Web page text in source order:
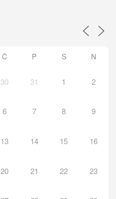
Č P S N
30 31 1 2
6 7 8 9
13 14 15 16
20 21 22 23